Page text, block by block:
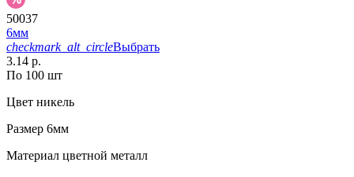
50037
6мм
checkmark_alt_circleВыбрать
3.14 р.
По 100 шт
Цвет никель
Размер 6мм
Материал цветной металл